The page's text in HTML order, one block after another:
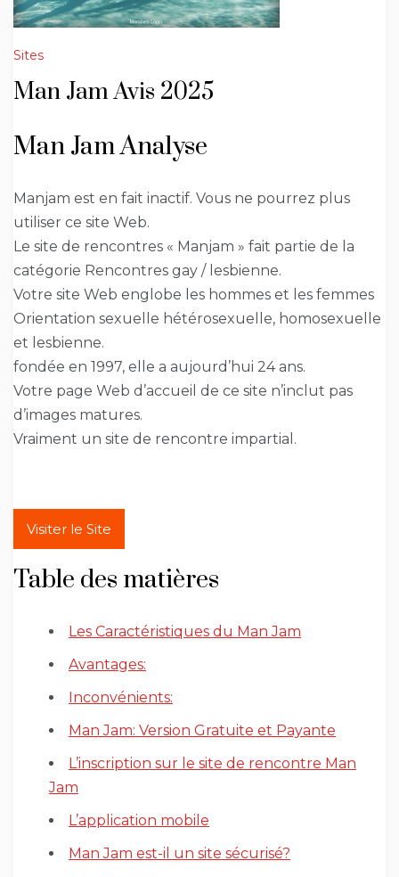
Sites
Man Jam Avis 2025
Man Jam Analyse
Manjam est en fait inactif. Vous ne pourrez plus
utiliser ce site Web.
Le site de rencontres « Manjam » fait partie de la
catégorie Rencontres gay / lesbienne.
Votre site Web englobe les hommes et les femmes
Orientation sexuelle hétérosexuelle, homosexuelle
et lesbienne.
fondée en 1997, elle a aujourd’hui 24 ans.
Votre page Web d’accueil de ce site n’inclut pas
d’images matures.
Vraiment un site de rencontre impartial.
Visiter le Site
Table des matières
Les Caractéristiques du Man Jam
Avantages:
Inconvénients:
Man Jam: Version Gratuite et Payante
L’inscription sur le site de rencontre Man
Jam
L’application mobile
Man Jam est-il un site sécurisé?